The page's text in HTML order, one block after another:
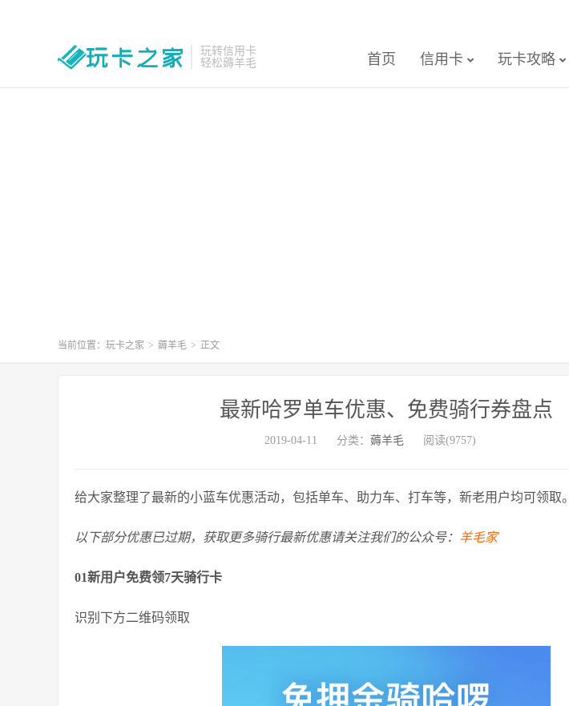
玩转信用卡
轻松薅羊毛
首页 信用卡 玩卡攻略
当前位置： 玩卡之家 > 薅羊毛 > 正文
最新哈罗单车优惠、免费骑行券盘点
2019-04-11 分类： 薅羊毛 阅读(9757)
给大家整理了最新的小蓝车优惠活动，包括单车、助力车、打车等，新老用户均可领取。
以下部分优惠已过期，获取更多骑行最新优惠请关注我们的公众号： 羊毛家
01新用户免费领7天骑行卡
识别下方二维码领取